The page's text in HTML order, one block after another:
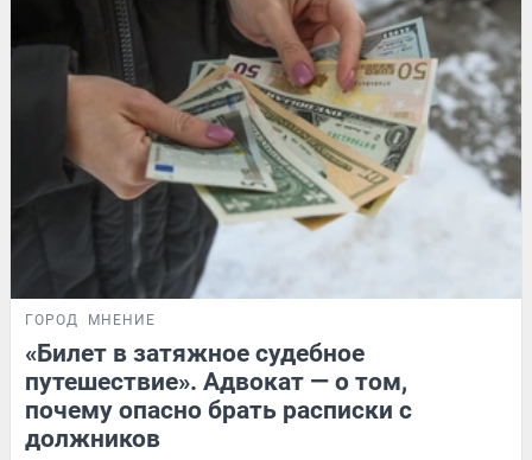
ГОРОД МНЕНИЕ
«Билет в затяжное судебное
путешествие». Адвокат — о том,
почему опасно брать расписки с
должников